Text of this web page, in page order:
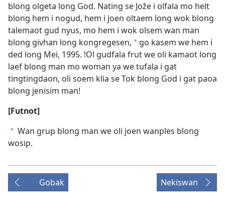
blong olgeta long God. Nating se Jože i olfala mo helt
blong hem i nogud, hem i joen oltaem long wok blong
talemaot gud nyus, mo hem i wok olsem wan man
blong givhan long kongregesen, a go kasem we hem i
ded long Mei, 1995. !Ol gudfala frut we oli kamaot long
laef blong man mo woman ya we tufala i gat
tingtingdaon, oli soem klia se Tok blong God i gat paoa
blong jenisim man!
[Futnot]
a Wan grup blong man we oli joen wanples blong
wosip.
Gobak Nekiswan